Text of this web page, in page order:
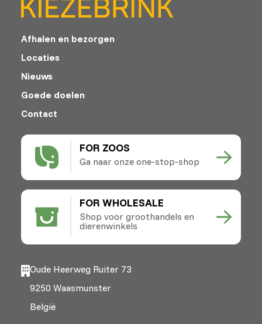
FOR ZOOS
Ga naar onze one-stop-shop
FOR WHOLESALE
Shop voor groothandels en
dierenwinkels
Afhalen en bezorgen
Locaties
Nieuws
Goede doelen
Contact
Oude Heerweg Ruiter 73
9250 Waasmunster
België